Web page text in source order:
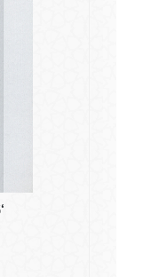
‘Али ибн Абу Талиб